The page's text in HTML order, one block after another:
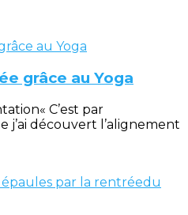
grâce au Yoga
C’est par
j’ai découvert l’alignement